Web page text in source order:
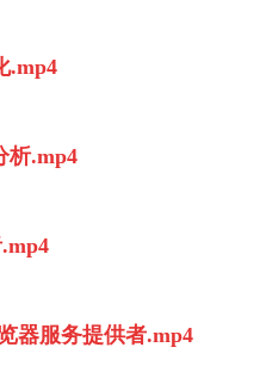
.mp4
析.mp4
器服务提供者.mp4